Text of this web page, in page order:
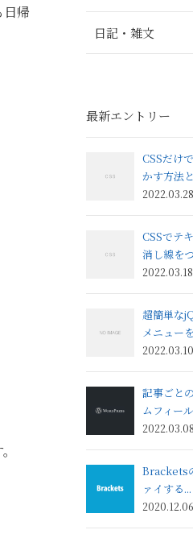
帰
日記・雑文
最新エントリー
CSSだけ
かす方法
2022.03.28
CSSでテ
消し線を
2022.03.18
超簡単な
メニュー
2022.03.10
記事ごと
ムフィー
2022.03.08
Brackets
ァイする...
2020.12.06